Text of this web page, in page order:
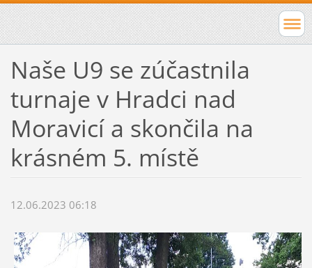
Naše U9 se zúčastnila
turnaje v Hradci nad
Moravicí a skončila na
krásném 5. místě
12.06.2023 06:18